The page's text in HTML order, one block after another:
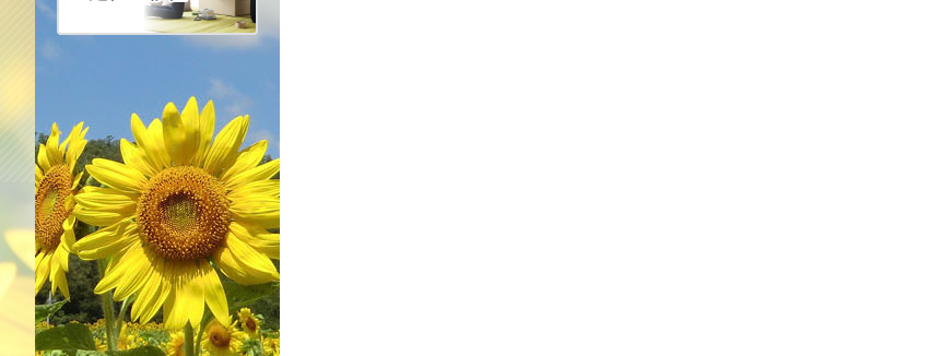
定住・移住